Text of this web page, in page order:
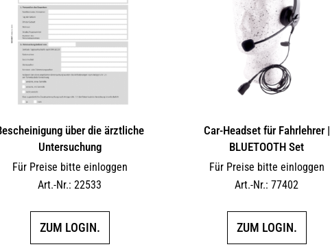
über die ärztliche
Untersuchung
Für Preise bitte einloggen
Art.-Nr.: 22533
ZUM LOGIN.
Car-Headset für Fahrlehrer |
BLUETOOTH Set
Für Preise bitte einloggen
Art.-Nr.: 77402
ZUM LOGIN.